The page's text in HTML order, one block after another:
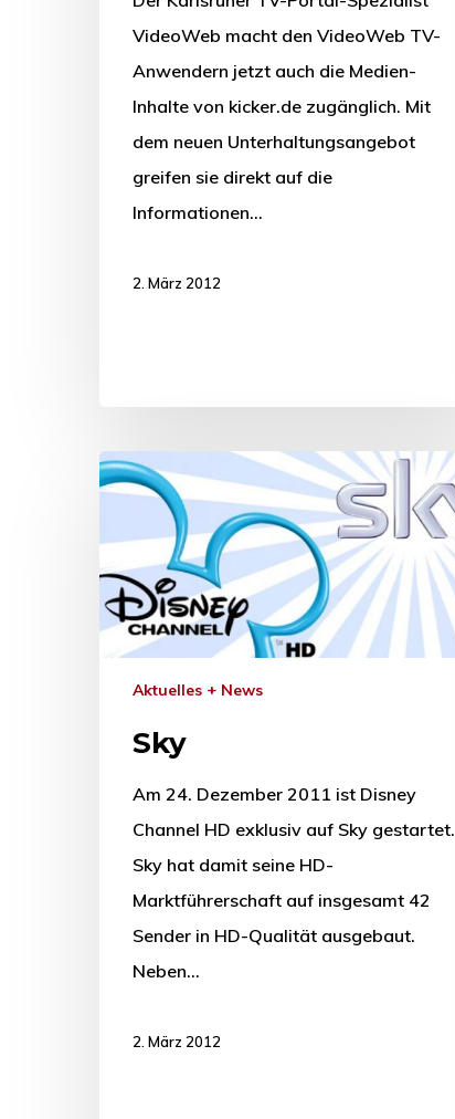
VideoWeb macht den VideoWeb TV-
Anwendern jetzt auch die Medien-
Inhalte von kicker.de zugänglich. Mit
dem neuen Unterhaltungsangebot
greifen sie direkt auf die
Informationen…
2. März 2012
Aktuelles + News
Sky
Am 24. Dezember 2011 ist Disney
Channel HD exklusiv auf Sky gestartet.
Sky hat damit seine HD-
Marktführerschaft auf insgesamt 42
Sender in HD-Qualität ausgebaut.
Neben…
2. März 2012